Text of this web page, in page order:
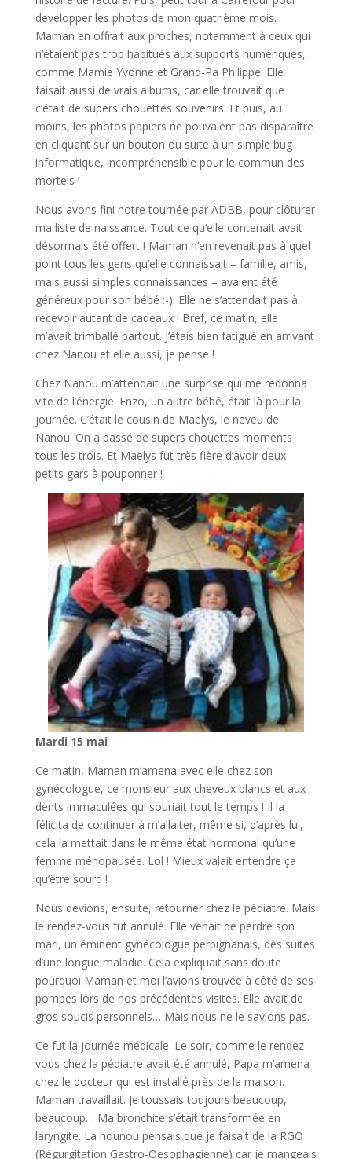
developper les photos de mon quatrième mois.
Maman en offrait aux proches, notamment à ceux qui
n’étaient pas trop habitués aux supports numériques,
comme Mamie Yvonne et Grand-Pa Philippe. Elle
faisait aussi de vrais albums, car elle trouvait que
c’était de supers chouettes souvenirs. Et puis, au
moins, les photos papiers ne pouvaient pas disparaître
en cliquant sur un bouton ou suite à un simple bug
informatique, incompréhensible pour le commun des
mortels !
Nous avons fini notre tournée par ADBB, pour clôturer
ma liste de naissance. Tout ce qu’elle contenait avait
désormais été offert ! Maman n’en revenait pas à quel
point tous les gens qu’elle connaissait – famille, amis,
mais aussi simples connaissances – avaient été
généreux pour son bébé :-). Elle ne s’attendait pas à
recevoir autant de cadeaux ! Bref, ce matin, elle
m’avait trimballé partout. J’étais bien fatigué en arrivant
chez Nanou et elle aussi, je pense !
Chez Nanou m’attendait une surprise qui me redonna
vite de l’énergie. Enzo, un autre bébé, était là pour la
journée. C’était le cousin de Maëlys, le neveu de
Nanou. On a passé de supers chouettes moments
tous les trois. Et Maëlys fut très fière d’avoir deux
petits gars à pouponner !
Mardi 15 mai
Ce matin, Maman m’amena avec elle chez son
gynécologue, ce monsieur aux cheveux blancs et aux
dents immaculées qui souriait tout le temps ! Il la
félicita de continuer à m’allaiter, même si, d’après lui,
cela la mettait dans le même état hormonal qu’une
femme ménopausée. Lol ! Mieux valait entendre ça
qu’être sourd !
Nous devions, ensuite, retourner chez la pédiatre. Mais
le rendez-vous fut annulé. Elle venait de perdre son
mari, un éminent gynécologue perpignanais, des suites
d’une longue maladie. Cela expliquait sans doute
pourquoi Maman et moi l’avions trouvée à côté de ses
pompes lors de nos précédentes visites. Elle avait de
gros soucis personnels… Mais nous ne le savions pas.
Ce fut la journée médicale. Le soir, comme le rendez-
vous chez la pédiatre avait été annulé, Papa m’amena
chez le docteur qui est installé près de la maison.
Maman travaillait. Je toussais toujours beaucoup,
beaucoup… Ma bronchite s’était transformée en
laryngite. La nounou pensais que je faisait de la RGO
(Régurgitation Gastro-Oesophagienne) car je mangeais